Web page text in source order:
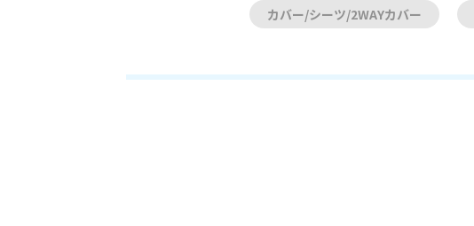
カバー/シーツ/2WAYカバー